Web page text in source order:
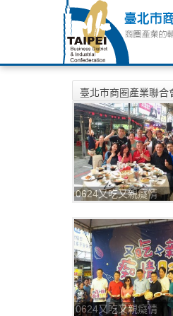
臺北市商圈產業聯合
0624又吃又親癡情
0624又吃又親癡情